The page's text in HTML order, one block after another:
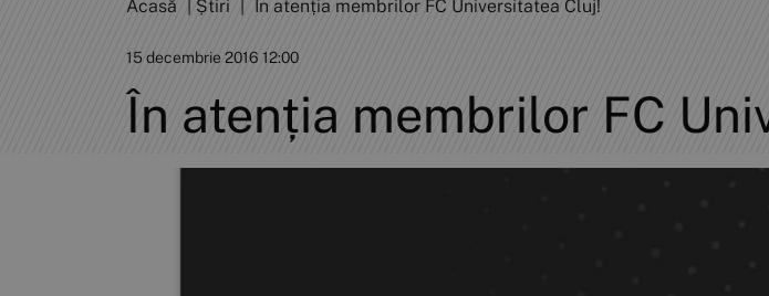
Acasă Știri În atenția membrilor FC Universitatea Cluj!
15 decembrie 2016 12:00
În atenția membrilor FC